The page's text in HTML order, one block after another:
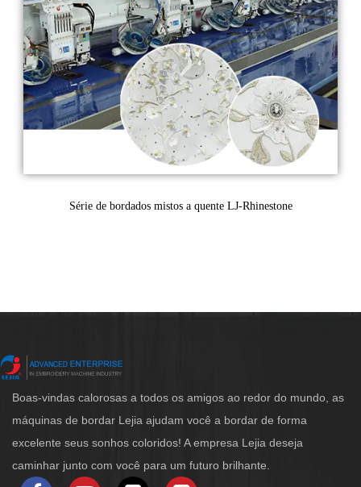
Série de bordados mistos a quente LJ-Rhinestone
Boas-vindas calorosas a todos os amigos ao redor do mundo, as
máquinas de bordar Lejia ajudam você a bordar de forma
excelente seus sonhos coloridos! A empresa Lejia deseja
caminhar junto com você para um futuro brilhante.